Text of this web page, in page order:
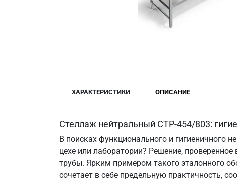
ХАРАКТЕРИСТИКИ ОПИСАНИЕ
Стеллаж нейтральный СТР-454/803:
В поисках функционального и гигиеничного
цехе или лаборатории? Решение,
трубы. Ярким примером такого эталонного
сочетает в себе предельную практичность,